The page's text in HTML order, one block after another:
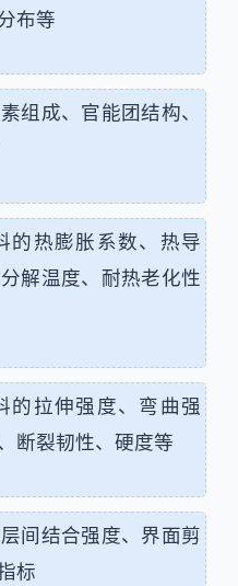
布等
组成、官能团结构、
的热膨胀系数、热导
解温度、耐热老化性
的拉伸强度、弯曲强
断裂韧性、硬度等
间结合强度、界面剪
标